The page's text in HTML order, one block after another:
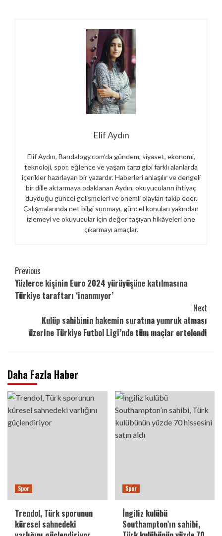
Elif Aydın
Elif Aydın, Bandalogy.com’da gündem, siyaset, ekonomi,
teknoloji, spor, eğlence ve yaşam tarzı gibi farklı alanlarda
içerikler hazırlayan bir yazardır. Haberleri anlaşılır ve dengeli
bir dille aktarmaya odaklanan Aydın, okuyucuların ihtiyaç
duyduğu güncel gelişmeleri ve önemli olayları takip eder.
Çalışmalarında net bilgi sunmayı, güncel konuları yakından
izlemeyi ve okuyucular için değer taşıyan hikâyeleri öne
çıkarmayı amaçlar.
Continue
Reading
Previous
Yüzlerce kişinin Euro 2024 yürüyüşüne katılmasına
Türkiye taraftarı ‘inanmıyor’
Next
Kulüp sahibinin hakemin suratına yumruk atması
üzerine Türkiye Futbol Ligi’nde tüm maçlar ertelendi
Daha Fazla Haber
Spor
Trendol, Türk sporunun
küresel sahnedeki
Spor
İngiliz kulübü
Southampton’ın sahibi,